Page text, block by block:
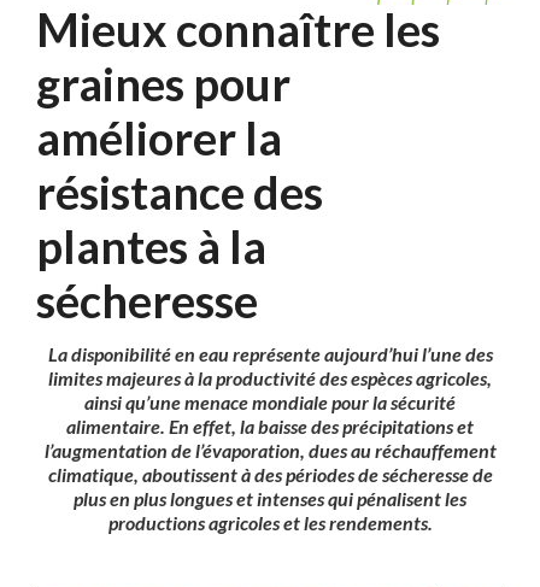
Mieux connaître les
graines pour
améliorer la
résistance des
plantes à la
sécheresse
La disponibilité en eau représente aujourd’hui l’une des
limites majeures à la productivité des espèces agricoles,
ainsi qu’une menace mondiale pour la sécurité
alimentaire. En effet, la baisse des précipitations et
l’augmentation de l’évaporation, dues au réchauffement
climatique, aboutissent à des périodes de sécheresse de
plus en plus longues et intenses qui pénalisent les
productions agricoles et les rendements.